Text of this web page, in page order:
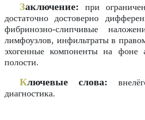
Заключение: при
достаточно достоверно
фибринозно-слипчивые
лимфоузлов, инфильтраты в
эхогенные компоненты на фоне
полости.
Ключевые слова:
диагностика.